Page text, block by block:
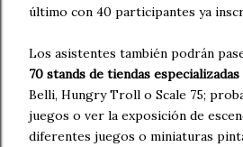
último con 40 participantes ya
Los asistentes también podrán
70 stands de tiendas especializadas
Belli, Hungry Troll o Scale 75;
juegos o ver la exposición de
diferentes juegos o miniaturas